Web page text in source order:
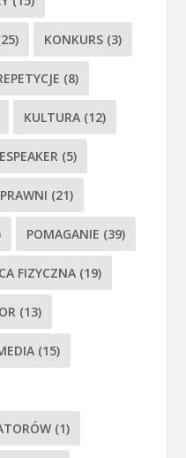
KONKURS (3)
(8)
KULTURA (12)
(5)
(21)
POMAGANIE (39)
FIZYCZNA (19)
(13)
(15)
(1)